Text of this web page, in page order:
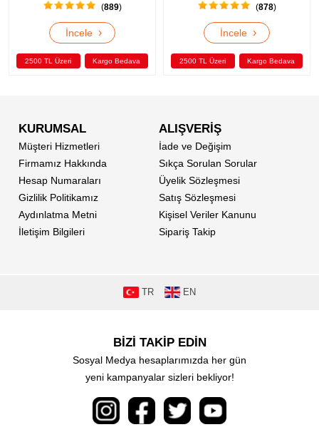
(878)
İncele›
2500 TL Üzeri Kargo Bedava
(936)
İncele›
2500 TL Üzeri Kargo Bedava
KURUMSAL
Müşteri Hizmetleri
Firmamız Hakkında
Hesap Numaraları
Gizlilik Politikamız
Aydınlatma Metni
İletişim Bilgileri
ALIŞVERİŞ
İade ve Değişim
Sıkça Sorulan Sorular
Üyelik Sözleşmesi
Satış Sözleşmesi
Kişisel Veriler Kanunu
Sipariş Takip
TR EN
BİZİ TAKİP EDİN
Sosyal Medya hesaplarımızda her gün
yeni kampanyalar sizleri bekliyor!